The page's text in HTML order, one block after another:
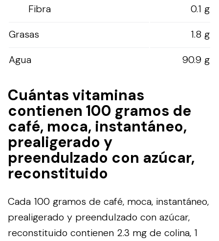
Fibra
0.1 g
Grasas
1.8 g
Agua
90.9 g
Cuántas vitaminas
contienen 100 gramos de
café, moca, instantáneo,
prealigerado y
preendulzado con azúcar,
reconstituido
Cada 100 gramos de café, moca, instantáneo,
prealigerado y preendulzado con azúcar,
reconstituido contienen 2.3 mg de colina, 1